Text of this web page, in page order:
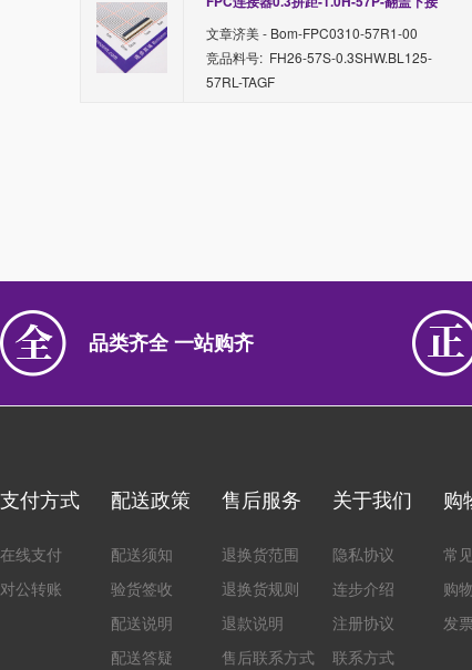
文章济美 - Bom-FPC0310-57R1-00
竞品料号: FH26-57S-0.3SHW.BL125-
57RL-TAGF
品类齐全 一站购齐
支付方式
在线支付
对公转账
配送政策
配送须知
验货签收
配送说明
配送答疑
售后服务
退换货范围
退换货规则
退款说明
售后联系方式
关于我们
隐私协议
连步介绍
注册协议
联系方式
购
常
购
发